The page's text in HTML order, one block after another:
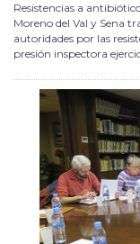
Resistencias a
Moreno del Val y Sena
autoridades por las
presión inspectora